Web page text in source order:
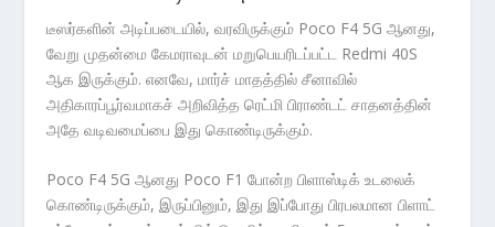
டீஸர்களின் அடிப்படையில், வரவிருக்கும் Poco F4 5G ஆனது,
வேறு முதன்மை கேமராவுடன் மறுபெயரிடப்பட்ட Redmi 40S
ஆக இருக்கும். எனவே, மார்ச் மாதத்தில் சீனாவில்
அதிகாரப்பூர்வமாகச் அறிவித்த ரெட்மி பிராண்டட் சாதனத்தின்
அதே வடிவமைப்பை இது கொண்டிருக்கும்.
Poco F4 5G ஆனது Poco F1 போன்ற பிளாஸ்டிக் உடலைக்
கொண்டிருக்கும், இருப்பினும், இது இப்போது பிரபலமான பிளாட்